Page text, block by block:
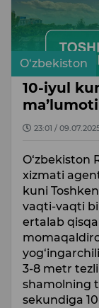
O‘zbekiston
10-iyul
ma’lumoti
23:01 /
O‘zbekiston
xizmati
kuni
vaqti-vaqti
ertalab
3-8 metr
shamolning
sekundiga